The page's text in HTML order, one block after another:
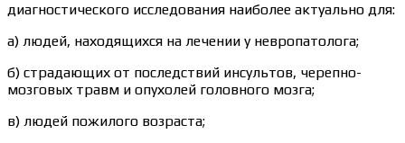
диагностического исследования наиболее актуально для:
а) людей, находящихся на лечении у невропатолога;
б) страдающих от последствий инсультов, черепно-
мозговых травм и опухолей головного мозга;
в) людей пожилого возраста;